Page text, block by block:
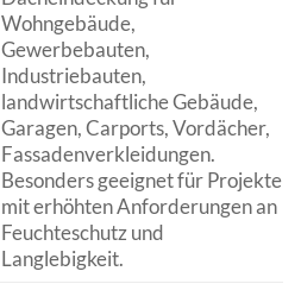
Wohngebäude,
Gewerbebauten,
Industriebauten,
landwirtschaftliche Gebäude,
Garagen, Carports, Vordächer,
Fassadenverkleidungen.
Besonders geeignet für Projekte
mit erhöhten Anforderungen an
Feuchteschutz und
Langlebigkeit.